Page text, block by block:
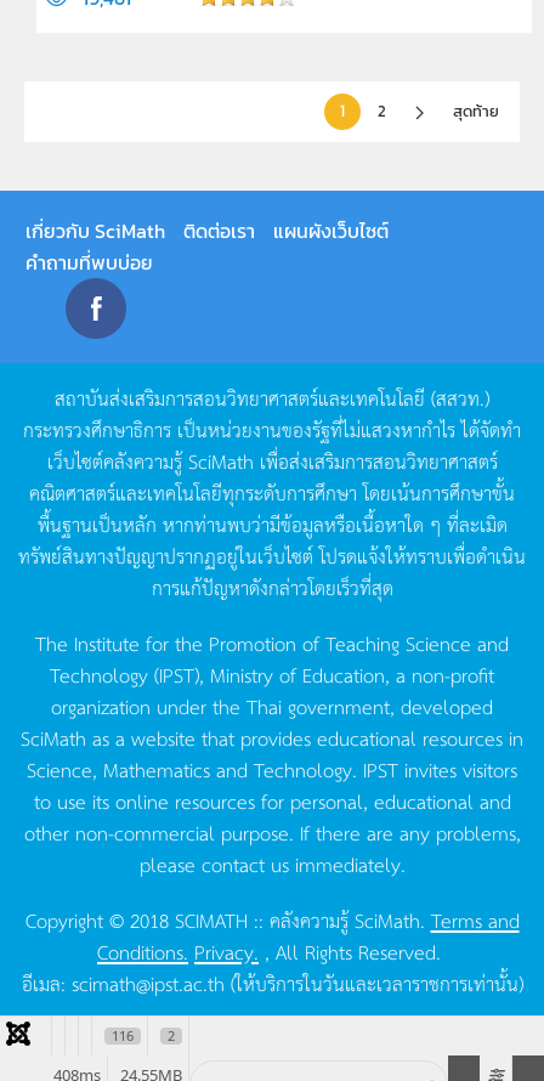
1 2 สุดท้าย
เกี่ยวกับ SciMath ติดต่อเรา
แผนผังเว็บไซต์
คำถามที่พบบ่อย
สถาบันส่งเสริมการสอนวิทยาศาสตร์และเทคโนโลยี (สสวท.)
กระทรวงศึกษาธิการ เป็นหน่วยงานของรัฐที่ไม่แสวงหากำไรได้จัดทำ
เว็บไซต์คลังความรู้SciMath เพื่อส่งเสริมการสอนวิทยาศาสตร์
คณิตศาสตร์และเทคโนโลยีทุกระดับการศึกษา โดยเน้นการศึกษาขั้น
พื้นฐานเป็นหลัก หากท่านพบว่ามีข้อมูลหรือเนื้อหาใด ๆ ที่ละเมิด
ทรัพย์สินทางปัญญาปรากฏอยู่ในเว็บไซต์โปรดแจ้งให้ทราบเพื่อดำเนิน
การแก้ปัญหาดังกล่าวโดยเร็วที่สุด
The Institute for the Promotion of Teaching Science and
Technology (IPST), Ministry of Education, a non-profit
organization under the Thai government, developed
SciMath as a website that provides educational resources in
Science, Mathematics and Technology. IPST invites visitors
to use its online resources for personal, educational and
other non-commercial purpose. If there are any problems,
please contact us immediately.
Copyright © 2018 SCIMATH :: คลังความรู้ SciMath.Terms and
Conditions. Privacy. , All Rights Reserved.
อีเมล: scimath@ipst.ac.th (ให้บริการในวันและเวลาราชการเท่านั้น)
116 2
24.55MB
408ms